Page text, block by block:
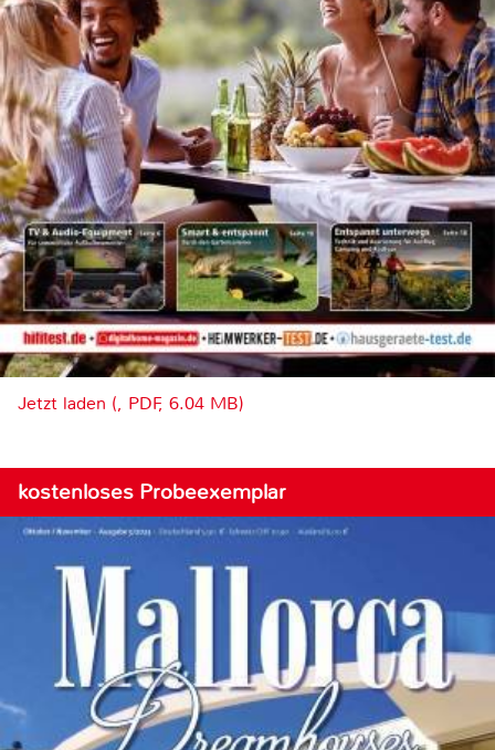
Jetzt laden (, PDF, 6.04 MB)
kostenloses Probeexemplar